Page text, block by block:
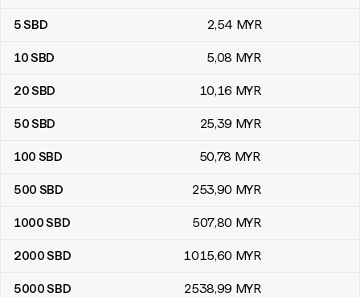
salamon-szigeteki dollár – malajziai ringgit átváltási táblázat
5SBD 2,54 MYR
10SBD 5,08 MYR
20SBD 10,16 MYR
50SBD 25,39 MYR
100 SBD 50,78 MYR
500 SBD 253,90 MYR
1000SBD 507,80 MYR
2000SBD 1015,60 MYR
5000SBD 2538,99 MYR